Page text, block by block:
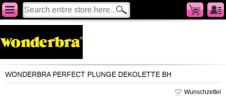
WONDERBRA PERFECT PLUNGE DEKOLETTE BH
Wunschzettel
KATEGORIEN
BHs
Unterteile